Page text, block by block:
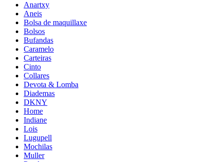
Anartxy
Aneis
Bolsa de maquillaxe
Bolsos
Bufandas
Caramelo
Carteiras
Cinto
Collares
Devota & Lomba
Diademas
DKNY
Home
Indiane
Lois
Lugupell
Mochilas
Muller